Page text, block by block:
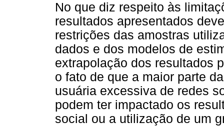
No que diz respeito às
resultados apresentados
restrições das amostras
dados e dos modelos de
extrapolação dos resultados
o fato de que a maior parte
usuária excessiva de redes
podem ter impactado os
social ou a utilização de um